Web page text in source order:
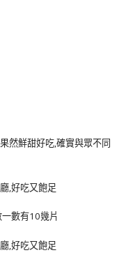
然鮮甜好吃,確實與眾不同
數有10幾片